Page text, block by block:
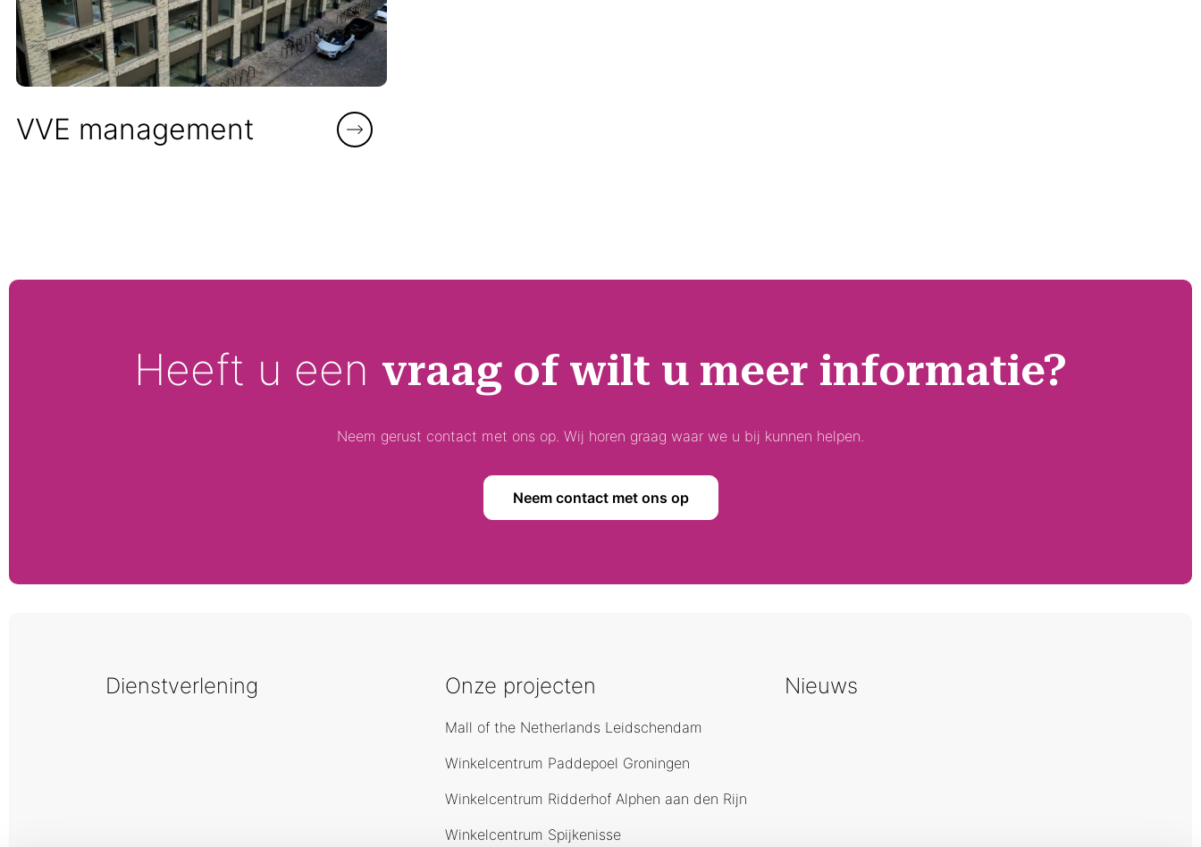
VVE management
Heeft u een vraag of wilt u meer informatie?
Neem gerust contact met ons op. Wij horen graag waar we u bij kunnen helpen.
Neem contact met ons op
Dienstverlening Onze projecten
Mall of the Netherlands Leidschendam
Winkelcentrum Paddepoel Groningen
Winkelcentrum Ridderhof Alphen aan den Rijn
Winkelcentrum Spijkenisse
Nieuws